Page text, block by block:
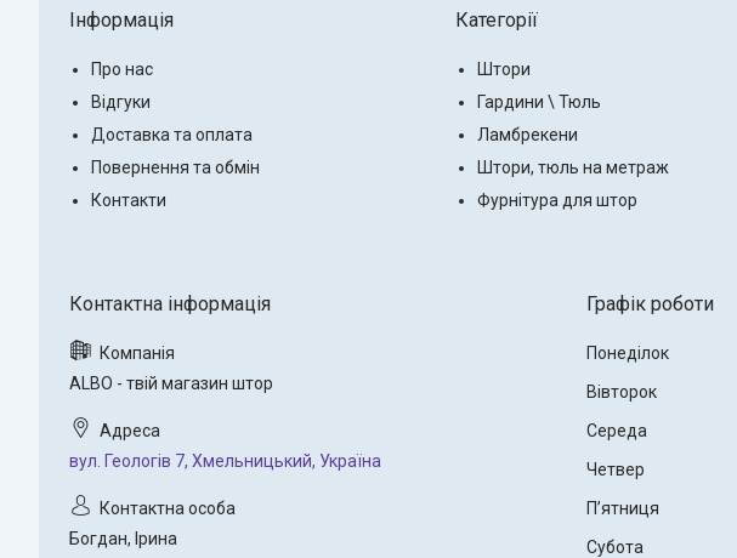
Інформація
Про нас
Відгуки
Доставка та оплата
Повернення та обмін
Контакти
Категорії
Штори
Гардини \ Тюль
Ламбрекени
Штори, тюль на метраж
Фурнітура для штор
ALBO - твій магазин штор
вул. Геологів 7, Хмельницький, Україна
Богдан, Ірина
Графік роботи
Понеділок
Вівторок
Середа
Четвер
Пʼятниця
Субота